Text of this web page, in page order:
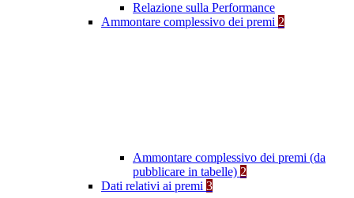
Relazione sulla Performance
Ammontare complessivo dei premi 2
Ammontare complessivo dei premi (da
pubblicare in tabelle) 2
Dati relativi ai premi 3